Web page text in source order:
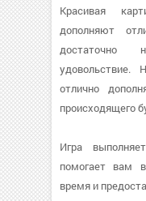
Красивая
дополняют
достаточно
удовольствие.
отлично
происходящего
Игра
помогает вам
время и